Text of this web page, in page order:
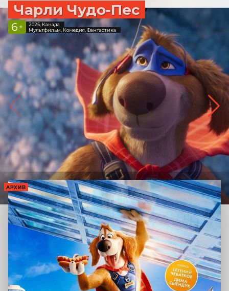
Чарли Чудо-Пес
6 +
2025, Канада
Мультфильм, Комедия, Фантастика
АРХИВ